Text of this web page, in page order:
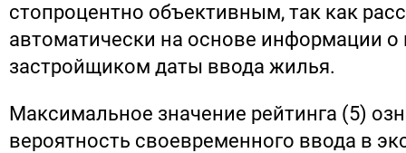
стопроцентно объективным, так как
автоматически на основе информации о
застройщиком даты ввода жилья.
Максимальное значение рейтинга (5)
вероятность своевременного ввода в